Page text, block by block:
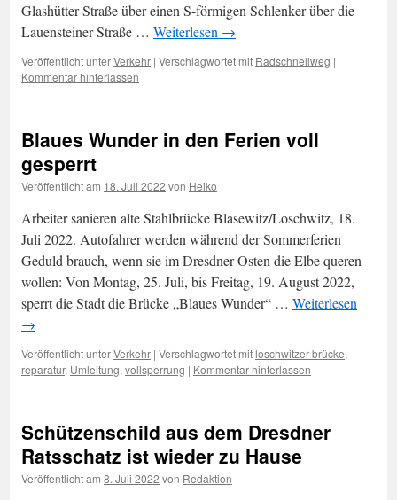
Glashütter Straße über einen S-förmigen Schlenker über die
Lauensteiner Straße … Weiterlesen →
Veröffentlicht unterVerkehr | Verschlagwortet mit Radschnellweg |
Kommentar hinterlassen
Blaues Wunder in den Ferien voll
gesperrt
Veröffentlicht am 18. Juli 2022 von Heiko
Arbeiter sanieren alte Stahlbrücke Blasewitz/Loschwitz, 18.
Juli 2022. Autofahrer werden während der Sommerferien
Geduld brauch, wenn sie im Dresdner Osten die Elbe queren
wollen: Von Montag, 25. Juli, bis Freitag, 19. August 2022,
sperrt die Stadt die Brücke „Blaues Wunder“ … Weiterlesen
→
Veröffentlicht unterVerkehr | Verschlagwortet mitloschwitzer brücke,
reparatur, Umleitung, vollsperrung | Kommentar hinterlassen
Schützenschild aus dem Dresdner
Ratsschatz ist wieder zu Hause
Veröffentlicht am 8. Juli 2022 von Redaktion